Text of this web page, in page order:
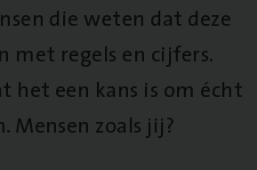
die weten dat deze
met regels en cijfers.
het een kans is om écht
Mensen zoals jij?